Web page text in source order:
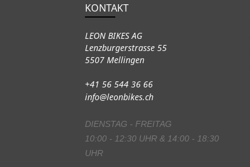
KONTAKT
LEON BIKES AG
Lenzburgerstrasse 55
5507 Mellingen
+41 56 544 36 66
info@leonbikes.ch
DIENSTAG - FREITAG
10:00 - 12:30 UHR & 14:00 - 18:30
UHR